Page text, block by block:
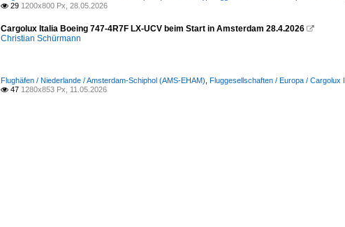
 29 1200x800 Px, 28.05.2026
Cargolux Italia Boeing 747-4R7F LX-UCV beim Start in Amsterdam 28.4.2026 
Christian Schürmann
Flughäfen / Niederlande / Amsterdam-Schiphol (AMS-EHAM) Fluggesellschaften / Europa / Cargolux
 47 1280x853 Px, 11.05.2026